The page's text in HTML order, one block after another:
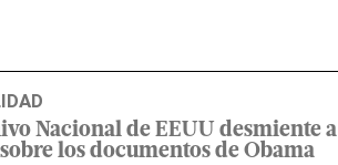
Nacional de EEUU desmiente a
los documentos de Obama